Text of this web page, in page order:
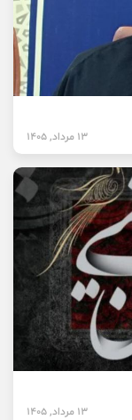
13 مرداد, 1405
13 مرداد, 1405